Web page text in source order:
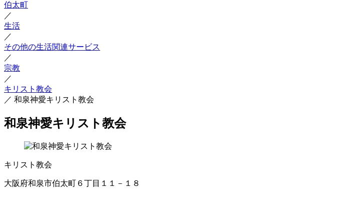
伯太町
／
生活
／
その他の生活関連サービス
／
宗教
／
キリスト教会
／ 和泉神愛キリスト教会
和泉神愛キリスト教会
キリスト教会
大阪府和泉市伯太町６丁目１１－１８